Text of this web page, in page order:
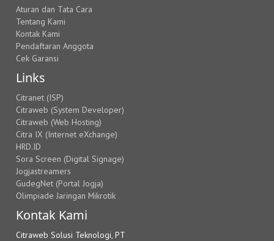
Aturan dan Tata Cara
Tentang Kami
Kontak Kami
Pendaftaran Anggota
Cek Garansi
Links
Citranet (ISP)
Citraweb (System Developer)
Citraweb (Web Hosting)
Citra IX (Internet eXchange)
HRD.ID
Sora Screen (Digital Signage)
Jogjastreamers
GudegNet (Portal Jogja)
Olimpiade Jaringan Mikrotik
Kontak Kami
Citraweb Solusi Teknologi, PT